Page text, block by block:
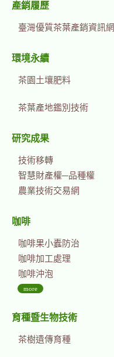
產銷履歷
臺灣優質茶葉產銷資訊網
環境永續
茶園土壤肥料
茶葉產地鑑別技術
研究成果
技術移轉
智慧財產權─品種權
農業技術交易網
咖啡
咖啡果小蠹防治
咖啡加工處理
咖啡沖泡
more
育種暨生物技術
茶樹遺傳育種